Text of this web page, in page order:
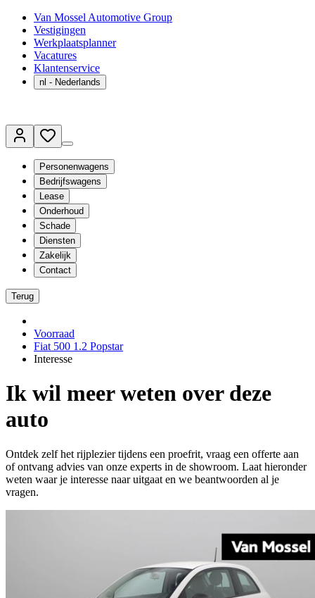
Van Mossel Automotive Group
Vestigingen
Werkplaatsplanner
Vacatures
Klantenservice
nl - Nederlands
Personenwagens
Bedrijfswagens
Lease
Onderhoud
Schade
Diensten
Zakelijk
Contact
Terug
Voorraad
Fiat 500 1.2 Popstar
Interesse
Ik wil meer weten over deze
auto
Ontdek zelf het rijplezier tijdens een proefrit, vraag een offerte aan
of ontvang advies van onze experts in de showroom. Laat hieronder
weten waar je interesse naar uitgaat en we beantwoorden al je
vragen.